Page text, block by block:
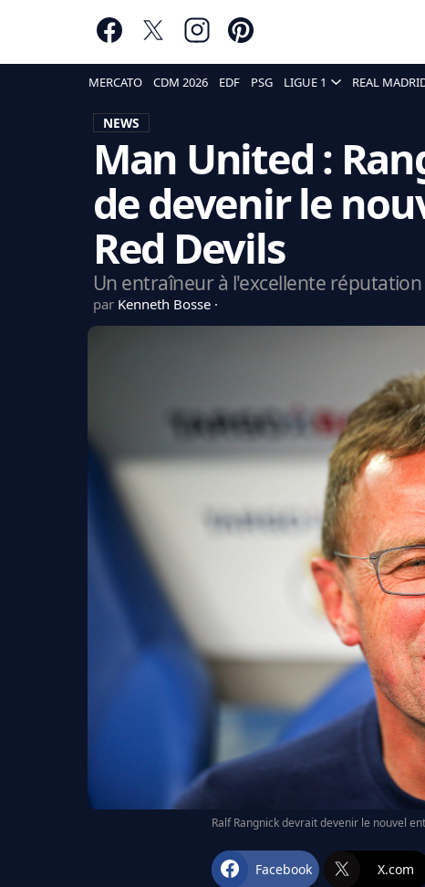
MERCATO CDM 2026 EDF PSG LIGUE 1 REAL
NEWS
Man United :
de devenir le
Red Devils
Un entraîneur à l'excellente
par Kenneth Bosse
Ralf Rangnick devrait devenir le nouvel
Facebook X.com